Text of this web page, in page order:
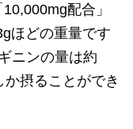
配合」
ほどの重量です
ニンの量は約
摂ることができ